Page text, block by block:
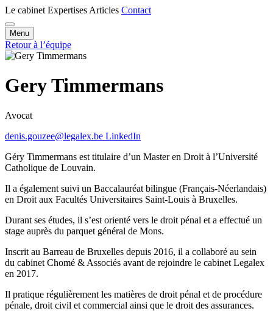
Le cabinet Expertises Articles Contact
Menu
Retour à l’équipe
Gery Timmermans
Avocat
denis.gouzee@legalex.be LinkedIn
Géry Timmermans est titulaire d’un Master en Droit à l’Université
Catholique de Louvain.
Il a également suivi un Baccalauréat bilingue (Français-Néerlandais)
en Droit aux Facultés Universitaires Saint-Louis à Bruxelles.
Durant ses études, il s’est orienté vers le droit pénal et a effectué un
stage auprès du parquet général de Mons.
Inscrit au Barreau de Bruxelles depuis 2016, il a collaboré au sein
du cabinet Chomé & Associés avant de rejoindre le cabinet Legalex
en 2017.
Il pratique régulièrement les matières de droit pénal et de procédure
pénale, droit civil et commercial ainsi que le droit des assurances.